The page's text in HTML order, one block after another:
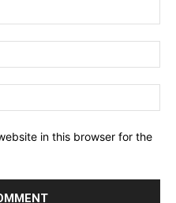
in this browser for the